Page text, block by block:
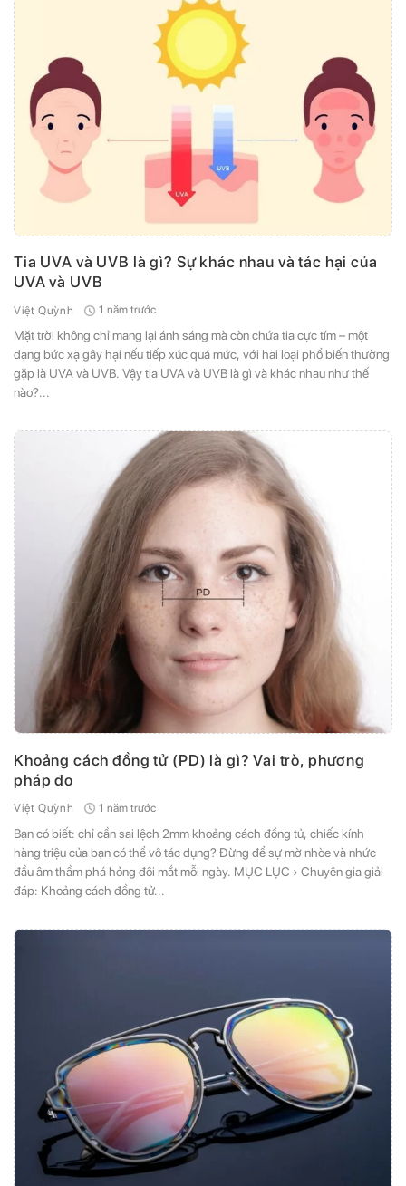
Tia UVA và UVB là gì? Sự khác nhau và tác hại của
UVA và UVB
Việt Quỳnh 1 năm trước
Mặt trời không chỉ mang lại ánh sáng mà còn chứa tia cực tím – một
dạng bức xạ gây hại nếu tiếp xúc quá mức, với hai loại phổ biến thường
gặp là UVA và UVB. Vậy tia UVA và UVB là gì và khác nhau như thế
nào?...
Khoảng cách đồng tử (PD) là gì? Vai trò, phương
pháp đo
Việt Quỳnh 1 năm trước
Bạn có biết: chỉ cần sai lệch 2mm khoảng cách đồng tử, chiếc kính
hàng triệu của bạn có thể vô tác dụng? Đừng để sự mờ nhòe và nhức
đầu âm thầm phá hỏng đôi mắt mỗi ngày. MỤC LỤC › Chuyên gia giải
đáp: Khoảng cách đồng tử...